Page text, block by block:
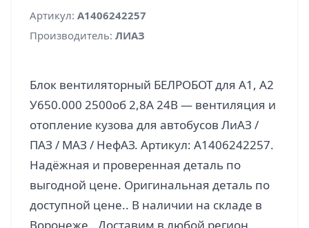
Артикул: A1406242257
Производитель: ЛИАЗ
Блок вентиляторный БЕЛРОБОТ для А1, А2
У650.000 2500об 2,8А 24В — вентиляция и
отопление кузова для автобусов ЛиАЗ /
ПАЗ / МАЗ / НефАЗ. Артикул: A1406242257.
Надёжная и проверенная деталь по
выгодной цене. Оригинальная деталь по
доступной цене.. В наличии на складе в